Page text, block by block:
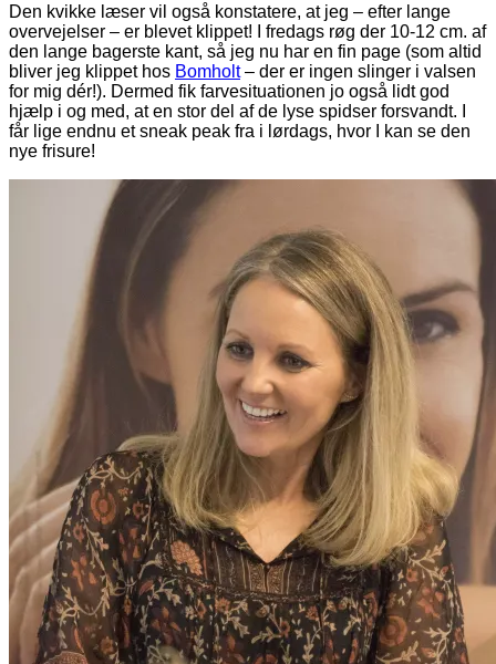
Den kvikke læser vil også konstatere, at jeg – efter lange
overvejelser – er blevet klippet! I fredags røg der 10-12 cm. af
den lange bagerste kant, så jeg nu har en fin page (som altid
bliver jeg klippet hos Bomholt– der er ingen slinger i valsen
for mig dér!). Dermed fik farvesituationen jo også lidt god
hjælp i og med, at en stor del af de lyse spidser forsvandt. I
får lige endnu et sneak peak fra i lørdags, hvor I kan se den
nye frisure!